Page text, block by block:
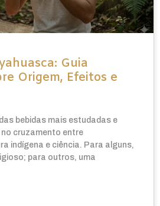
Guia
Origem, Efeitos e
bebidas mais estudadas e
cruzamento entre
indígena e ciência. Para alguns,
para outros, uma